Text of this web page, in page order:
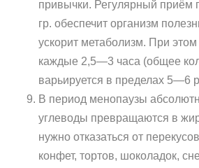
привычки. Регулярный
гр. обеспечит организм
ускорит метаболизм. При
каждые 2,5—3 часа (общее
варьируется в пределах 5—6
В период менопаузы
углеводы превращаются в
нужно отказаться от
конфет, тортов, шоколадок,